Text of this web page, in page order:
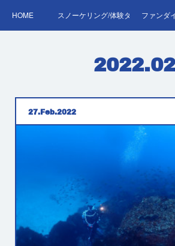
HOME スノーケリング/体験ダイビング
ファンダ
ダイビング・スキルアップレッスン｜プールで安心
AOW RED＆EFR
2022.02
27 Feb 2022